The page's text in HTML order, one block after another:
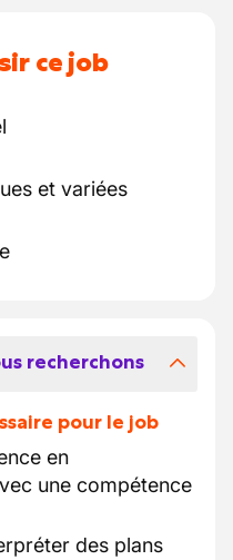
ce job
et variées
recherchons
pour le job
en
une compétence
des plans